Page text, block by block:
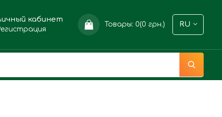
кабинет
Товары: 0(0 грн.) RU